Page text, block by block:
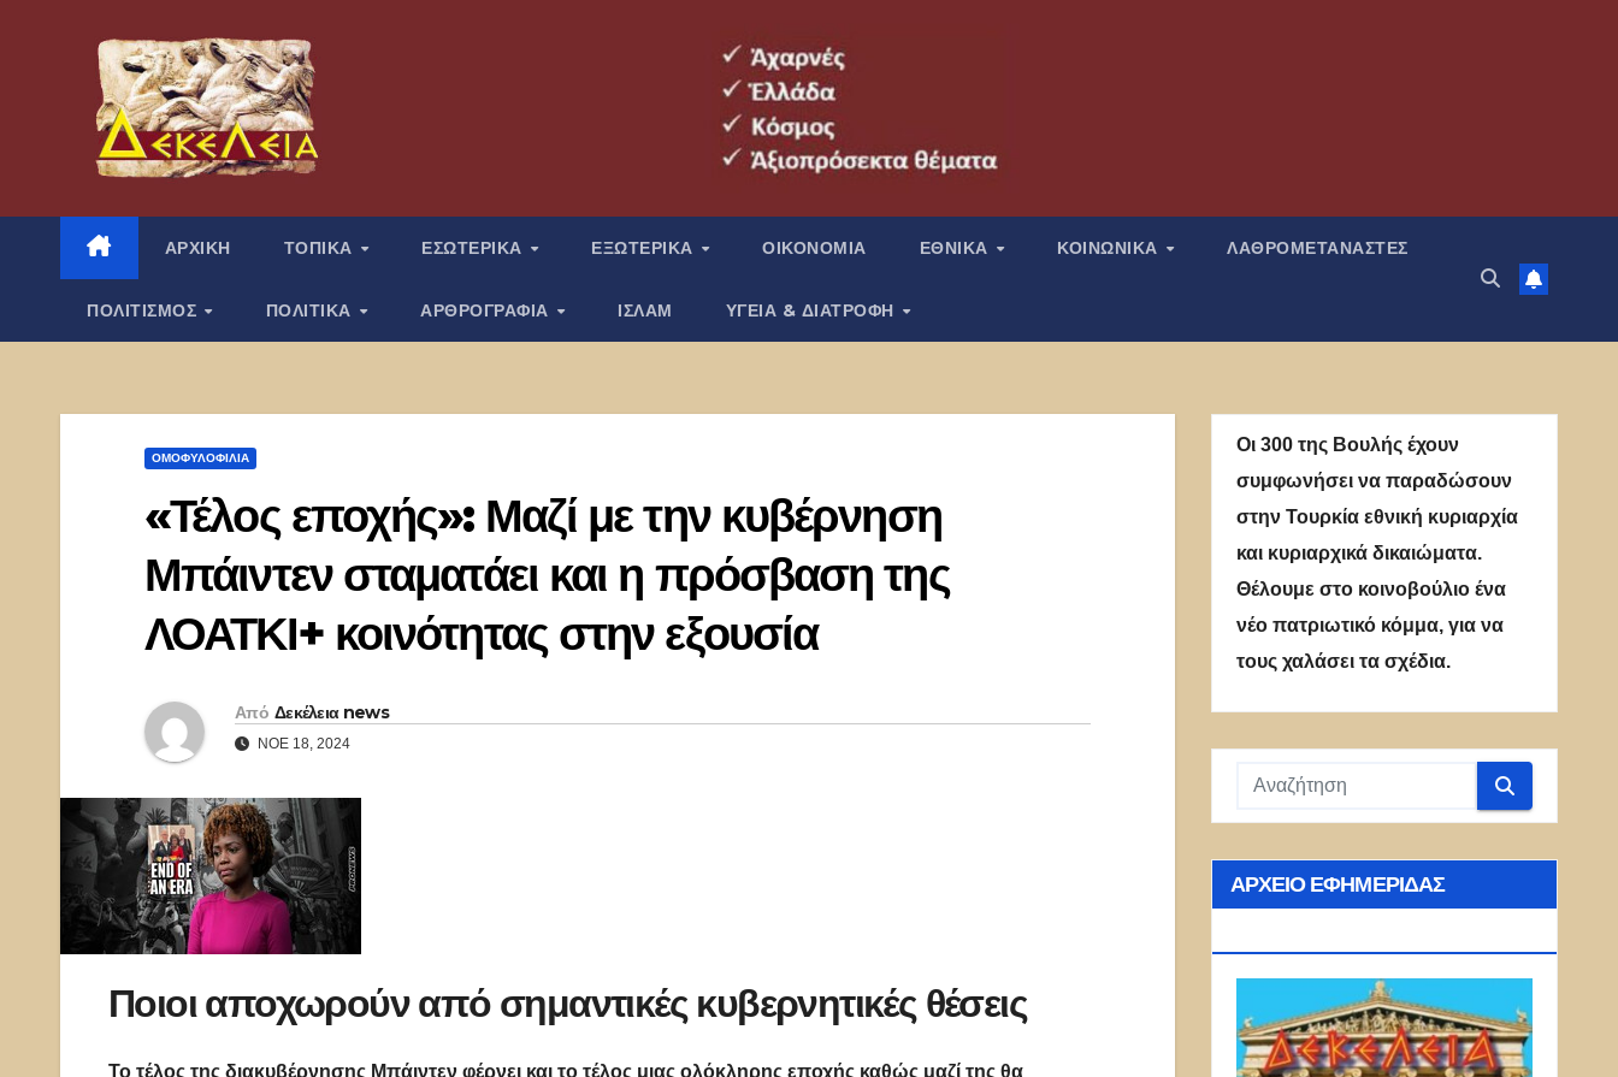
περιεχόμενο
ΑΡΧΙΚΗ ΤΟΠΙΚΑ ΕΣΩΤΕΡΙΚΑ ΕΞΩΤΕΡΙΚΑ ΟΙΚΟΝΟΜΙΑ ΕΘΝΙΚΑ ΚΟΙΝΩΝΙΚΑ ΛΑΘΡΟΜΕΤΑΝΑΣΤΕΣ
ΠΟΛΙΤΙΣΜΟΣ ΠΟΛΙΤΙΚΑ ΑΡΘΡΟΓΡΑΦΙΑ ΙΣΛΑΜ ΥΓΕΙΑ & ΔΙΑΤΡΟΦΗ
ΟΜΟΦΥΛΟΦΙΛΊΑ
«Τέλος εποχής»: Μαζί με την κυβέρνηση
Μπάιντεν σταματάει και η πρόσβαση της
ΛΟΑΤΚΙ+ κοινότητας στην εξουσία
Από Δεκέλεια news
ΝΟΈ 18, 2024
Ποιοι αποχωρούν από σημαντικές κυβερνητικές θέσεις
Το τέλος της διακυβέρνησης Μπάιντεν φέρνει και το τέλος μιας ολόκληρης εποχής καθώς μαζί της θα
Οι 300 της Βουλής έχουν
συμφωνήσει να παραδώσουν
στην Τουρκία εθνική κυριαρχία
και κυριαρχικά δικαιώματα.
Θέλουμε στο κοινοβούλιο ένα
νέο πατριωτικό κόμμα, για να
τους χαλάσει τα σχέδια.
ΑΡΧΕΊΟ ΕΦΗΜΕΡΊΔΑΣ